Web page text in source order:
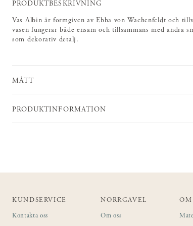
PRODUKTBESKRIVNING
Vas Albin är formgiven av Ebba von Wachenfeldt och
vasen fungerar både ensam och tillsammans med andra
som dekorativ detalj.
MÅTT
PRODUKTINFORMATION
KUNDSERVICE
Kontakta oss
NORRGAVEL
Om oss
OM